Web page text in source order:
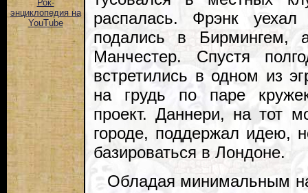
Рок-
энциклопедия на
YouTube
распалась. Фрэнк
подались в
Манчестер. Спустя
встретились в одном из
на грудь по паре
проект. Даннери, на тот
городе, поддержал идею,
базироваться в Лондоне.
Обладая минимальным